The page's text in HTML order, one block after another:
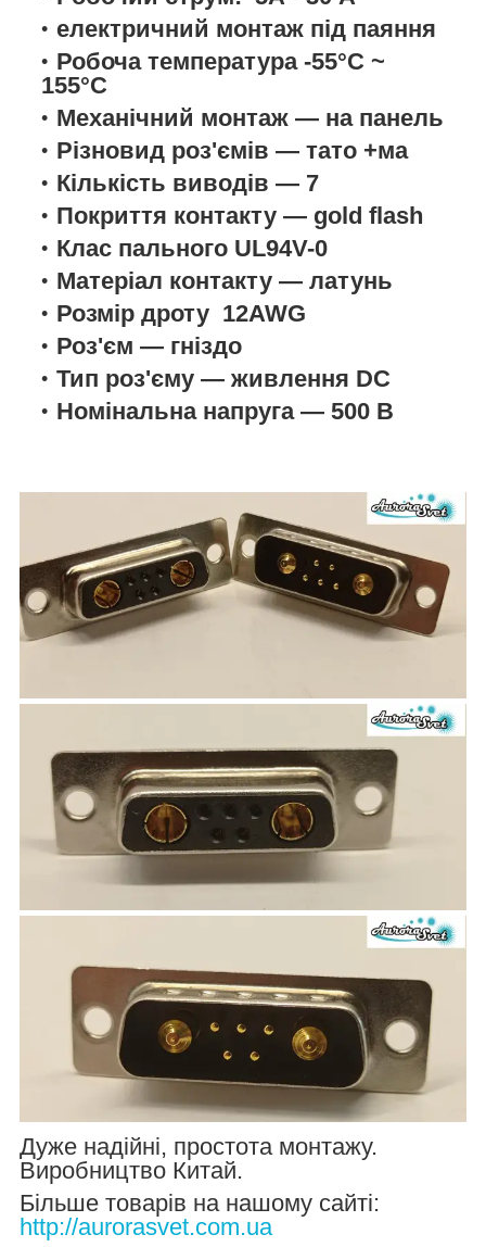
електричний монтаж під паяння
Робоча температура -55°C ~
155°C
Механічний монтаж — на панель
Різновид роз'ємів — тато +ма
Кількість виводів — 7
Покриття контакту — gold flash
Клас пального UL94V-0
Матеріал контакту — латунь
Розмір дроту 12AWG
Роз'єм — гніздо
Тип роз'єму — живлення DC
Номінальна напруга — 500 В
Дуже надійні, простота монтажу.
Виробництво Китай.
Більше товарів на нашому сайті:
http://aurorasvet.com.ua